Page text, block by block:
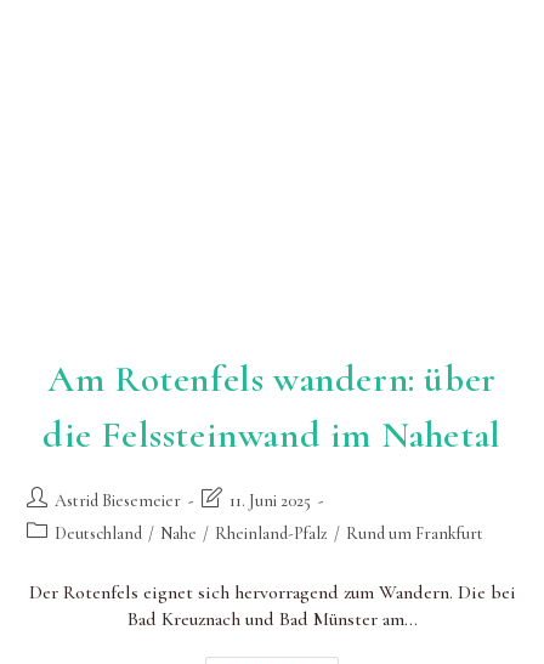
Am Rotenfels wandern: über
die Felssteinwand im Nahetal
Beitrags-
Autor:
Astrid Biesemeier
Beitrag
zuletzt
geändert
11. Juni 2025
Beitrags-Deutschland / Nahe / Rheinland-Pfalz / Rund um Frankfurt
Der Rotenfels eignet sich hervorragend zum Wandern. Die bei
Bad Kreuznach und Bad Münster am…